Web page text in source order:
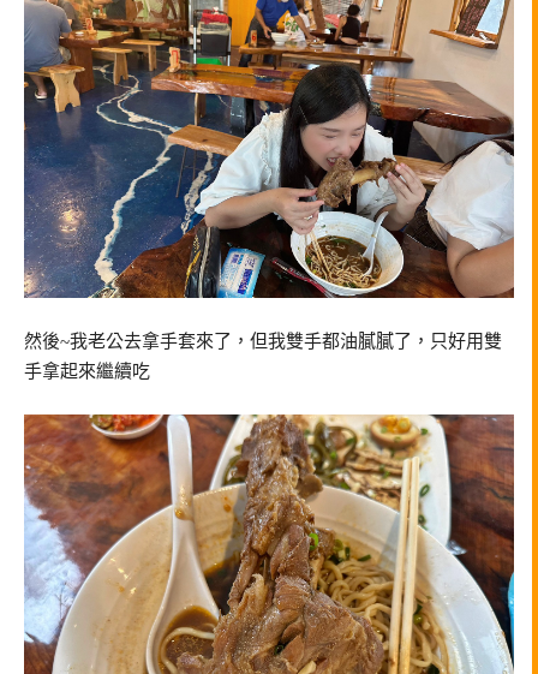
然後~我老公去拿手套來了，但我雙手都油膩膩了，只好用雙
手拿起來繼續吃